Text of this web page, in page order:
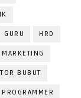
GURU HRD
MARKETING
BUBUT
PROGRAMMER